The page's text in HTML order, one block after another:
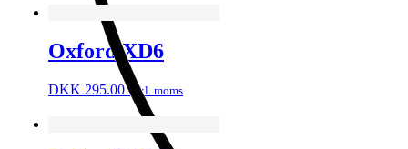
Oxford XD6
DKK 295.00 inkl. moms